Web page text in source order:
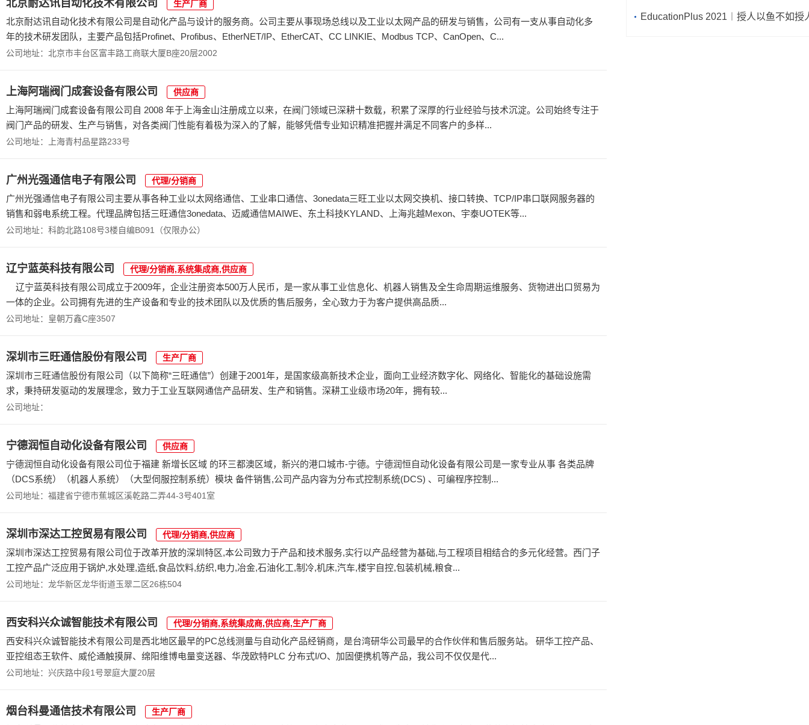
北京耐达讯自动化技术有限公司 生产厂商
北京耐达讯自动化技术有限公司是自动化产品与设计的服务商。公司主要从事现场总线以及工业以太网产品的研发与销售，公司有一支从事自动化多
年的技术研发团队，主要产品包括Profinet、Profibus、EtherNET/IP、EtherCAT、CC LINKIE、Modbus TCP、CanOpen、C...
公司地址：北京市丰台区富丰路工商联大厦B座20层2002
上海阿瑞阀门成套设备有限公司 供应商
上海阿瑞阀门成套设备有限公司自 2008 年于上海金山注册成立以来，在阀门领域已深耕十数载，积累了深厚的行业经验与技术沉淀。公司始终专注于
阀门产品的研发、生产与销售，对各类阀门性能有着极为深入的了解，能够凭借专业知识精准把握并满足不同客户的多样...
公司地址：上海青村品星路233号
广州光强通信电子有限公司 代理/分销商
广州光强通信电子有限公司主要从事各种工业以太网络通信、工业串口通信、3onedata三旺工业以太网交换机、接口转换、TCP/IP串口联网服务器的
销售和弱电系统工程。代理品牌包括三旺通信3onedata、迈威通信MAIWE、东土科技KYLAND、上海兆越Mexon、宇泰UOTEK等...
公司地址：科韵北路108号3楼自编B091（仅限办公）
辽宁蓝英科技有限公司 代理/分销商,系统集成商,供应商
辽宁蓝英科技有限公司成立于2009年，企业注册资本500万人民币，是一家从事工业信息化、机器人销售及全生命周期运维服务、货物进出口贸易为
一体的企业。公司拥有先进的生产设备和专业的技术团队以及优质的售后服务，全心致力于为客户提供高品质...
公司地址：皇朝万鑫C座3507
深圳市三旺通信股份有限公司 生产厂商
深圳市三旺通信股份有限公司（以下简称“三旺通信”）创建于2001年，是国家级高新技术企业，面向工业经济数字化、网络化、智能化的基础设施需
求，秉持研发驱动的发展理念，致力于工业互联网通信产品研发、生产和销售。深耕工业级市场20年，拥有较...
公司地址：
宁德润恒自动化设备有限公司 供应商
宁德润恒自动化设备有限公司位于福建 新增长区域 的环三都澳区域，新兴的港口城市-宁德。宁德润恒自动化设备有限公司是一家专业从事 各类品牌
（DCS系统）（机器人系统）（大型伺服控制系统）模块 备件销售,公司产品内容为分布式控制系统(DCS) 、可编程序控制...
公司地址：福建省宁德市蕉城区溪乾路二弄44-3号401室
深圳市深达工控贸易有限公司 代理/分销商,供应商
深圳市深达工控贸易有限公司位于改革开放的深圳特区,本公司致力于产品和技术服务,实行以产品经营为基础,与工程项目相结合的多元化经营。西门子
工控产品广泛应用于锅炉,水处理,造纸,食品饮料,纺织,电力,冶金,石油化工,制冷,机床,汽车,楼宇自控,包装机械,粮食...
公司地址：龙华新区龙华街道玉翠二区26栋504
西安科兴众诚智能技术有限公司 代理/分销商,系统集成商,供应商,生产厂商
西安科兴众诚智能技术有限公司是西北地区最早的PC总线测量与自动化产品经销商，是台湾研华公司最早的合作伙伴和售后服务站。 研华工控产品、
亚控组态王软件、威伦通触摸屏、绵阳维博电量变送器、华茂欧特PLC 分布式I/O、加固便携机等产品，我公司不仅仅是代...
公司地址：兴庆路中段1号翠庭大厦20层
烟台科曼通信技术有限公司 生产厂商
（文末互动有礼~）
EducationPlus 2021︱授人以鱼不如授